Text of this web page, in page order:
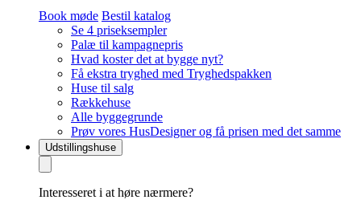
Book møde Bestil katalog
Se 4 priseksempler
Palæ til kampagnepris
Hvad koster det at bygge nyt?
Få ekstra tryghed med Tryghedspakken
Huse til salg
Rækkehuse
Alle byggegrunde
Prøv vores HusDesigner og få prisen med det samme
Udstillingshuse
Interesseret i at høre nærmere?